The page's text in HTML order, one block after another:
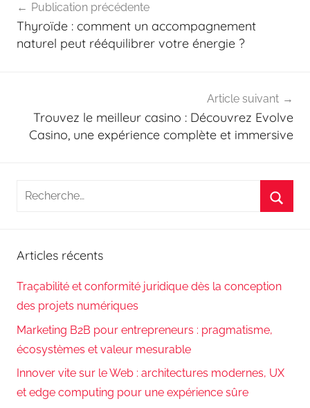
de
l’article
Publication précédente
Thyroïde : comment un accompagnement
naturel peut rééquilibrer votre énergie ?
Article suivant
Trouvez le meilleur casino : Découvrez Evolve
Casino, une expérience complète et immersive
Recherche
Articles récents
Traçabilité et conformité juridique dès la conception
des projets numériques
Marketing B2B pour entrepreneurs : pragmatisme,
écosystèmes et valeur mesurable
Innover vite sur le Web : architectures modernes, UX
et edge computing pour une expérience sûre